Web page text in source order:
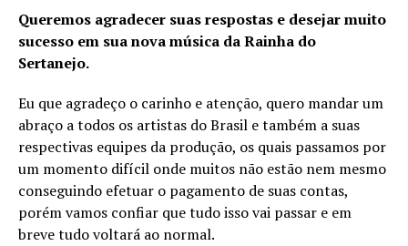
Queremos agradecer suas respostas e desejar muito
sucesso em sua nova música da Rainha do
Sertanejo.
Eu que agradeço o carinho e atenção, quero mandar um
abraço a todos os artistas do Brasil e também a suas
respectivas equipes da produção, os quais passamos por
um momento difícil onde muitos não estão nem mesmo
conseguindo efetuar o pagamento de suas contas,
porém vamos confiar que tudo isso vai passar e em
breve tudo voltará ao normal.